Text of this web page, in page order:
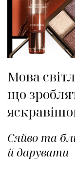
Мова
що
Сяйво та
й дарувати